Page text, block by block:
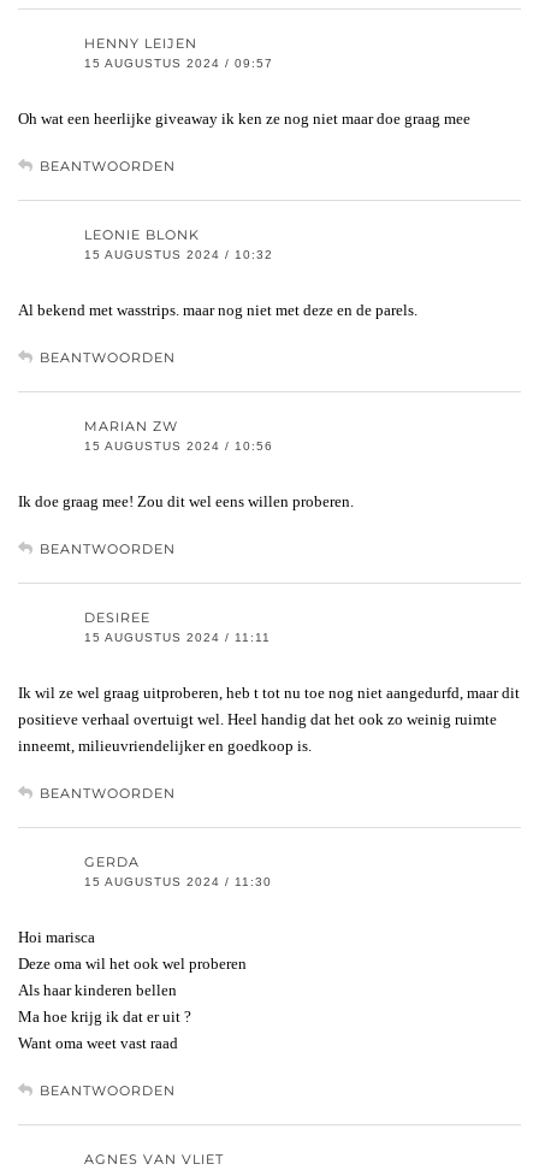
HENNY LEIJEN
15 AUGUSTUS 2024 / 09:57
Oh wat een heerlijke giveaway ik ken ze nog niet maar doe graag mee
BEANTWOORDEN
LEONIE BLONK
15 AUGUSTUS 2024 / 10:32
Al bekend met wasstrips. maar nog niet met deze en de parels.
BEANTWOORDEN
MARIAN ZW
15 AUGUSTUS 2024 / 10:56
Ik doe graag mee! Zou dit wel eens willen proberen.
BEANTWOORDEN
DESIREE
15 AUGUSTUS 2024 / 11:11
Ik wil ze wel graag uitproberen, heb t tot nu toe nog niet aangedurfd, maar dit
positieve verhaal overtuigt wel. Heel handig dat het ook zo weinig ruimte
inneemt, milieuvriendelijker en goedkoop is.
BEANTWOORDEN
GERDA
15 AUGUSTUS 2024 / 11:30
Hoi marisca
Deze oma wil het ook wel proberen
Als haar kinderen bellen
Ma hoe krijg ik dat er uit ?
Want oma weet vast raad
BEANTWOORDEN
AGNES VAN VLIET